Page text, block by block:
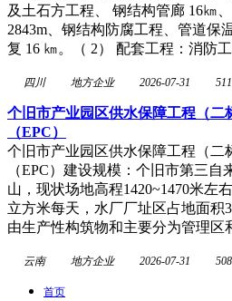
及土石方工程、 钢结构管廊 16㎞
2843m、钢结构防腐工程、管道保
复 16 ㎞。（ 2） 配套工程：消防
四川 地方企业 2026-07-31 511
个旧市产业园区供水保障工程（二
（EPC）
个旧市产业园区供水保障工程（二
（EPC）建设规模：个旧市第三
山，现状场地高程1420~1470米左
立方米每天，水厂厂址区占地面积
由生产性构筑物和主要分为管理区
云南 地方企业 2026-07-31 508
首页